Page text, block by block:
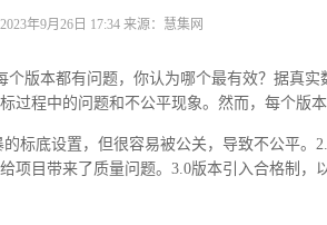
年9月26日 17:34 来源：慧集网
个版本都有问题，你认为哪个最有效？据真
过程中的问题和不公平现象。然而，每个版
的标底设置，但很容易被公关，导致不公平。
项目带来了质量问题。3.0版本引入合格制